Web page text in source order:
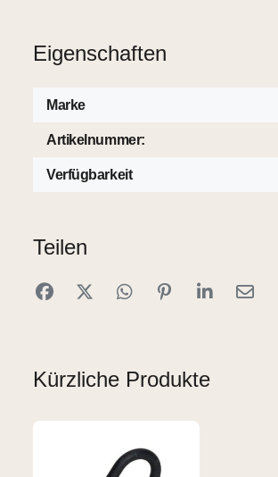
Eigenschaften
Marke
Artikelnummer:
Verfügbarkeit
Teilen
Kürzliche Produkte